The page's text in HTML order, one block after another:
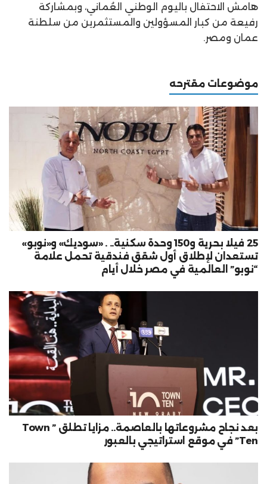
هامش الاحتفال باليوم الوطني العُماني، وبمشاركة
رفيعة من كبار المسؤولين والمستثمرين من سلطنة
عمان ومصر.
موضوعات مقترحه
25 فيلا بحرية و150 وحدة سكنية.. . «سوديك» و«نوبو»
تستعدان لإطلاق أول شقق فندقية تحمل علامة
“نوبو” العالمية في مصر خلال أيام
بعد نجاح مشروعاتها بالعاصمة.. مزايا تطلق ” Town
Ten” في موقع استراتيجي بالعبور